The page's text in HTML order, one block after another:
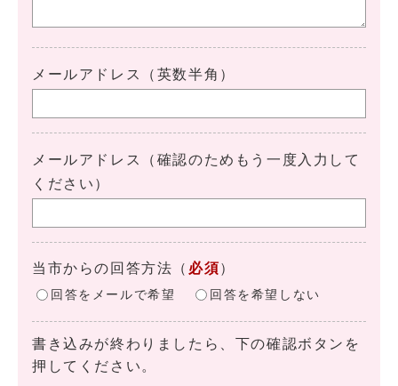
メールアドレス（英数半角）
メールアドレス（確認のためもう一度入力して
ください）
当市からの回答方法 （ 必須）
回答をメールで希望 回答を希望しない
書き込みが終わりましたら、下の確認ボタンを
押してください。